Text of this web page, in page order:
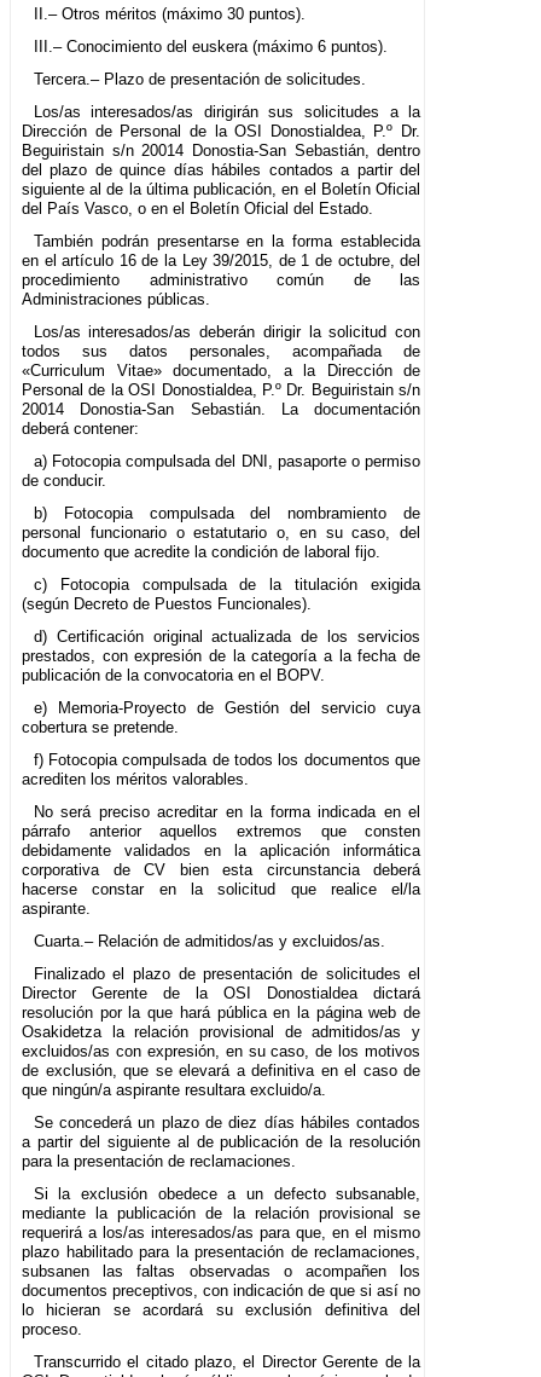
II.– Otros méritos (máximo 30 puntos).
III.– Conocimiento del euskera (máximo 6 puntos).
Tercera.– Plazo de presentación de solicitudes.
Los/as interesados/as dirigirán sus solicitudes a la
Dirección de Personal de la OSI Donostialdea, P.º Dr.
Beguiristain s/n 20014 Donostia-San Sebastián, dentro
del plazo de quince días hábiles contados a partir del
siguiente al de la última publicación, en el Boletín Oficial
del País Vasco, o en el Boletín Oficial del Estado.
También podrán presentarse en la forma establecida
en el artículo 16 de la Ley 39/2015, de 1 de octubre, del
procedimiento administrativo común de las
Administraciones públicas.
Los/as interesados/as deberán dirigir la solicitud con
todos sus datos personales, acompañada de
«Curriculum Vitae» documentado, a la Dirección de
Personal de la OSI Donostialdea, P.º Dr. Beguiristain s/n
20014 Donostia-San Sebastián. La documentación
deberá contener:
a) Fotocopia compulsada del DNI, pasaporte o permiso
de conducir.
b) Fotocopia compulsada del nombramiento de
personal funcionario o estatutario o, en su caso, del
documento que acredite la condición de laboral fijo.
c) Fotocopia compulsada de la titulación exigida
(según Decreto de Puestos Funcionales).
d) Certificación original actualizada de los servicios
prestados, con expresión de la categoría a la fecha de
publicación de la convocatoria en el BOPV.
e) Memoria-Proyecto de Gestión del servicio cuya
cobertura se pretende.
f) Fotocopia compulsada de todos los documentos que
acrediten los méritos valorables.
No será preciso acreditar en la forma indicada en el
párrafo anterior aquellos extremos que consten
debidamente validados en la aplicación informática
corporativa de CV bien esta circunstancia deberá
hacerse constar en la solicitud que realice el/la
aspirante.
Cuarta.– Relación de admitidos/as y excluidos/as.
Finalizado el plazo de presentación de solicitudes el
Director Gerente de la OSI Donostialdea dictará
resolución por la que hará pública en la página web de
Osakidetza la relación provisional de admitidos/as y
excluidos/as con expresión, en su caso, de los motivos
de exclusión, que se elevará a definitiva en el caso de
que ningún/a aspirante resultara excluido/a.
Se concederá un plazo de diez días hábiles contados
a partir del siguiente al de publicación de la resolución
para la presentación de reclamaciones.
Si la exclusión obedece a un defecto subsanable,
mediante la publicación de la relación provisional se
requerirá a los/as interesados/as para que, en el mismo
plazo habilitado para la presentación de reclamaciones,
subsanen las faltas observadas o acompañen los
documentos preceptivos, con indicación de que si así no
lo hicieran se acordará su exclusión definitiva del
proceso.
Transcurrido el citado plazo, el Director Gerente de la